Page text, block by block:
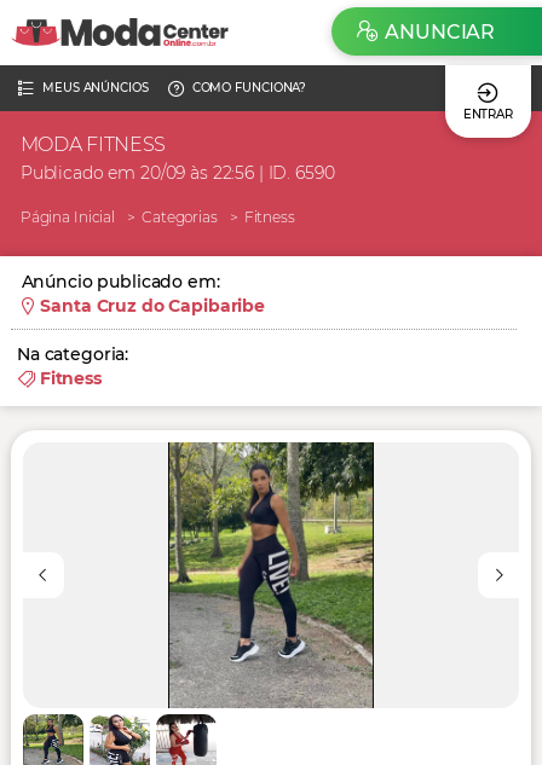
MEUS ANÚNCIOS
COMO FUNCIONA?
ENTRAR
ANUNCIAR
MODA FITNESS
Publicado em 20/09 às 22:56 | ID. 6590
Página Inicial Categorias Fitness
Anúncio publicado em:
Santa Cruz do Capibaribe
Na categoria:
Fitness